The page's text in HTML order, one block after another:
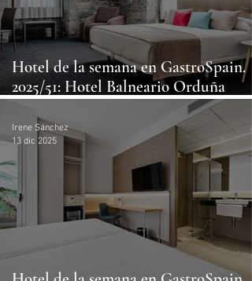
Hotel de la semana en GastroSpain.
2025/51: Hotel Balneario Orduña
Irene Sánchez
13 dic 2025